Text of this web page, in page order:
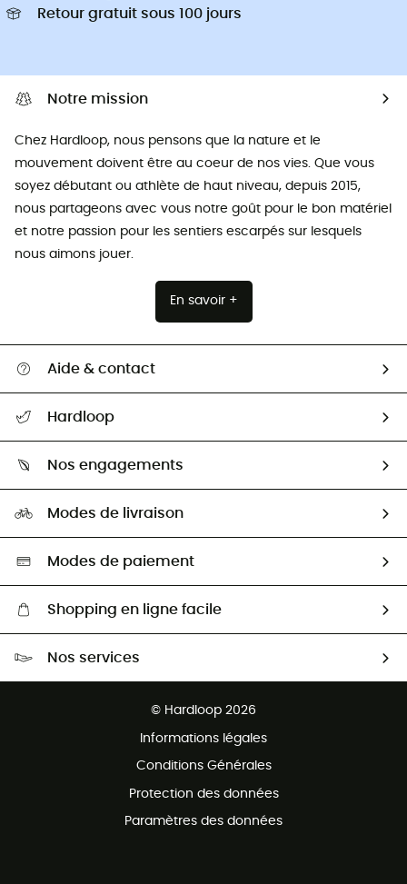
Retour gratuit sous 100 jours
Notre mission
Chez Hardloop, nous pensons que la nature et le
mouvement doivent être au coeur de nos vies. Que vous
soyez débutant ou athlète de haut niveau, depuis 2015,
nous partageons avec vous notre goût pour le bon matériel
et notre passion pour les sentiers escarpés sur lesquels
nous aimons jouer.
En savoir +
Aide & contact
Retour & remboursement
Guide des tailles
Seconde Main
Aide & Contact
Hardloop
HardGuides
Nos engagements
Sélection éco-responsable
Modes de livraison
Modes de paiement
Shopping en ligne facile
Nos services
© Hardloop 2026
Informations légales
Conditions Générales
Protection des données
Paramètres des données